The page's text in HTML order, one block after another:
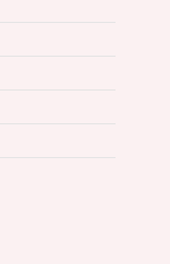
y la teoría
y análisis de
2021»
en